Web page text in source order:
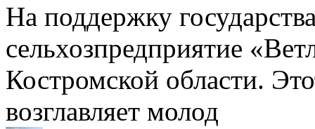
На поддержку
сельхозпредприятие
Костромской области.
возглавляет молод